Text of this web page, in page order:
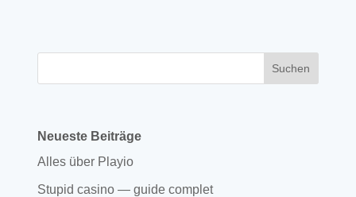
Neueste Beiträge
Alles über Playio
Stupid casino — guide complet